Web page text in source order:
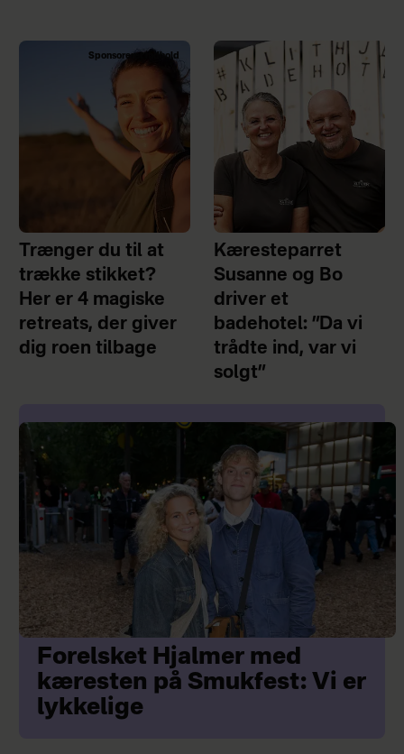
Sponsoreret indhold
Trænger du til at
trække stikket?
Her er 4 magiske
retreats, der giver
dig roen tilbage
Kæresteparret
Susanne og Bo
driver et
badehotel: ”Da vi
trådte ind, var vi
solgt”
Forelsket Hjalmer med
kæresten på Smukfest: Vi er
lykkelige